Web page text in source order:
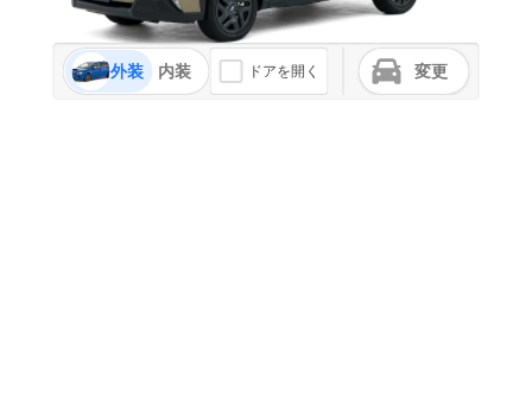
外装 内装 ドアを開く 変更